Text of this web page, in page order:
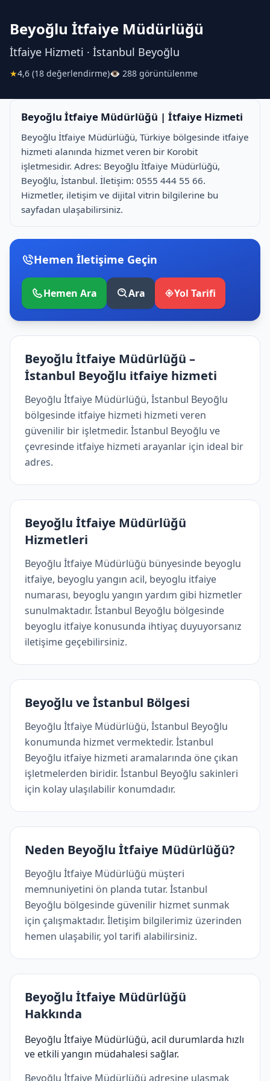
Beyoğlu İtfaiye Müdürlüğü
İtfaiye Hizmeti · İstanbul Beyoğlu
★4,6 (18 değerlendirme)👁 288 görüntülenme
Beyoğlu İtfaiye Müdürlüğü | İtfaiye Hizmeti
Beyoğlu İtfaiye Müdürlüğü, Türkiye bölgesinde i̇tfaiye
hizmeti alanında hizmet veren bir Korobit
işletmesidir. Adres: Beyoğlu İtfaiye Müdürlüğü,
Beyoğlu, İstanbul. İletişim: 0555 444 55 66.
Hizmetler, iletişim ve dijital vitrin bilgilerine bu
sayfadan ulaşabilirsiniz.
Hemen İletişime Geçin
Hemen Ara Ara Yol Tarifi
Beyoğlu İtfaiye Müdürlüğü –
İstanbul Beyoğlu i̇tfaiye hizmeti
Beyoğlu İtfaiye Müdürlüğü, İstanbul Beyoğlu
bölgesinde i̇tfaiye hizmeti hizmeti veren
güvenilir bir işletmedir. İstanbul Beyoğlu ve
çevresinde i̇tfaiye hizmeti arayanlar için ideal bir
adres.
Beyoğlu İtfaiye Müdürlüğü
Hizmetleri
Beyoğlu İtfaiye Müdürlüğü bünyesinde beyoglu
itfaiye, beyoglu yangın acil, beyoglu itfaiye
numarası, beyoglu yangın yardım gibi hizmetler
sunulmaktadır. İstanbul Beyoğlu bölgesinde
beyoglu itfaiye konusunda ihtiyaç duyuyorsanız
iletişime geçebilirsiniz.
Beyoğlu ve İstanbul Bölgesi
Beyoğlu İtfaiye Müdürlüğü, İstanbul Beyoğlu
konumunda hizmet vermektedir. İstanbul
Beyoğlu i̇tfaiye hizmeti aramalarında öne çıkan
işletmelerden biridir. İstanbul Beyoğlu sakinleri
için kolay ulaşılabilir konumdadır.
Neden Beyoğlu İtfaiye Müdürlüğü?
Beyoğlu İtfaiye Müdürlüğü müşteri
memnuniyetini ön planda tutar. İstanbul
Beyoğlu bölgesinde güvenilir hizmet sunmak
için çalışmaktadır. İletişim bilgilerimiz üzerinden
hemen ulaşabilir, yol tarifi alabilirsiniz.
Beyoğlu İtfaiye Müdürlüğü
Hakkında
Beyoğlu İtfaiye Müdürlüğü, acil durumlarda hızlı
ve etkili yangın müdahalesi sağlar.
Beyoğlu İtfaiye Müdürlüğü adresine ulaşmak